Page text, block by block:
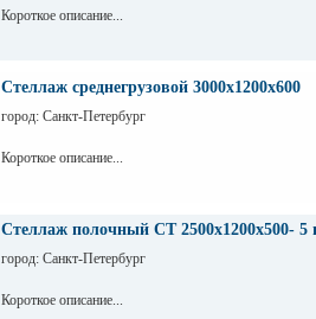
Короткое описание...
Стеллаж среднегрузовой 3000х1200х600
город: Санкт-Петербург
Короткое описание...
Стеллаж полочный СТ 2500х1200х500- 5
город: Санкт-Петербург
Короткое описание...